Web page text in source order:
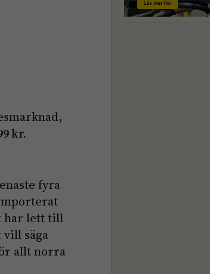
kr.
fyra
har lett till
säga
allt norra